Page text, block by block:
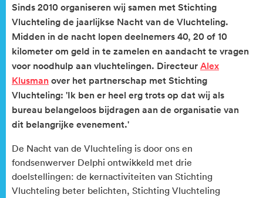
Sinds 2010 organiseren wij samen met Stichting
Vluchteling de jaarlijkse Nacht van de Vluchteling.
Midden in de nacht lopen deelnemers 40, 20 of 10
kilometer om geld in te zamelen en aandacht te vragen
voor noodhulp aan vluchtelingen. DirecteurAlex
Klusmanover het partnerschap met Stichting
Vluchteling: 'Ik ben er heel erg trots op dat wij als
bureau belangeloos bijdragen aan de organisatie van
dit belangrijke evenement.'
De Nacht van de Vluchteling is door ons en
fondsenwerver Delphi ontwikkeld met drie
doelstellingen: de kernactiviteiten van Stichting
Vluchteling beter belichten, Stichting Vluchteling